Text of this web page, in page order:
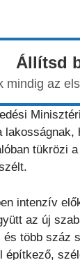
Állítsd
mindig az
tükrözi
intenzív
az új
több száz
építkező,